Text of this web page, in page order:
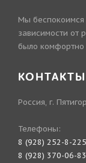
Мы беспокоимся
зависимости от
было комфортно
КОНТАКТЫ
Россия, г.
Телефоны:
8 (928) 252-8-225
8 (928) 370-06-83